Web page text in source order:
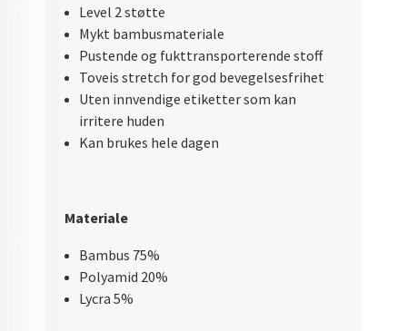
Level 2 støtte
Mykt bambusmateriale
Pustende og fukttransporterende stoff
Toveis stretch for god bevegelsesfrihet
Uten innvendige etiketter som kan
irritere huden
Kan brukes hele dagen
Materiale
Bambus 75%
Polyamid 20%
Lycra 5%